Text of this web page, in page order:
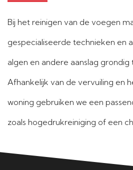
Bij het reinigen van de voegen
gespecialiseerde technieken en
algen en andere aanslag
Afhankelijk van de vervuiling en
woning gebruiken we een
zoals hogedrukreiniging of een